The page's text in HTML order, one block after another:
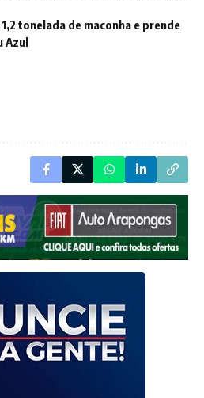
tonelada de maconha e prende
Azul